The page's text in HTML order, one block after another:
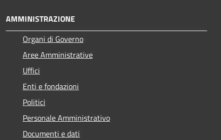
AMMINISTRAZIONE
Organi di Governo
Aree Amministrative
Uffici
Enti e fondazioni
Politici
Personale Amministrativo
Documenti e dati